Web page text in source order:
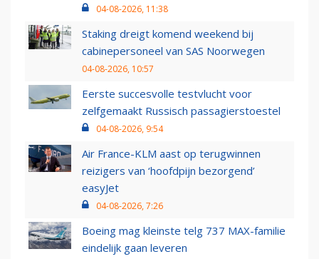
04-08-2026, 11:38
Staking dreigt komend weekend bij
cabinepersoneel van SAS Noorwegen
04-08-2026, 10:57
Eerste succesvolle testvlucht voor
zelfgemaakt Russisch passagierstoestel
04-08-2026, 9:54
Air France-KLM aast op terugwinnen
reizigers van ‘hoofdpijn bezorgend’
easyJet
04-08-2026, 7:26
Boeing mag kleinste telg 737 MAX-familie
eindelijk gaan leveren